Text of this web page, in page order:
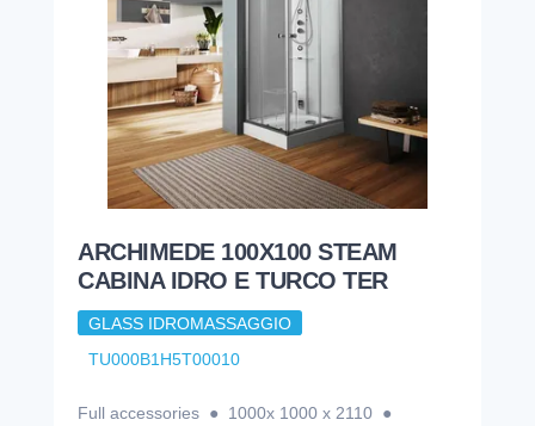
ARCHIMEDE 100X100 STEAM
CABINA IDRO E TURCO TER
GLASS IDROMASSAGGIO
TU000B1H5T00010
Full accessories ● 1000x 1000 x 2110 ●